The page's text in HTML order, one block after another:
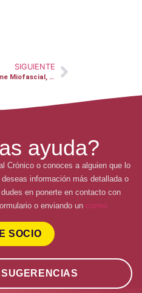
SIGUIENTE
Síndrome Miofascial, vulvodinia, vestibulitis, neuralgia pudenda – Gloria
ayuda?
Crónico o conoces a alguien que lo
información más detallada o
en ponerte en contacto con
o enviando un correo
SOCIO